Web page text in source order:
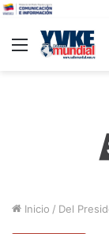
Menu
Inicio / Del